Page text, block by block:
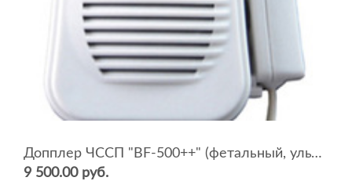
Допплер ЧССП "BF-500++" (фетальный, ультразвуковой)
9 500.00 руб.